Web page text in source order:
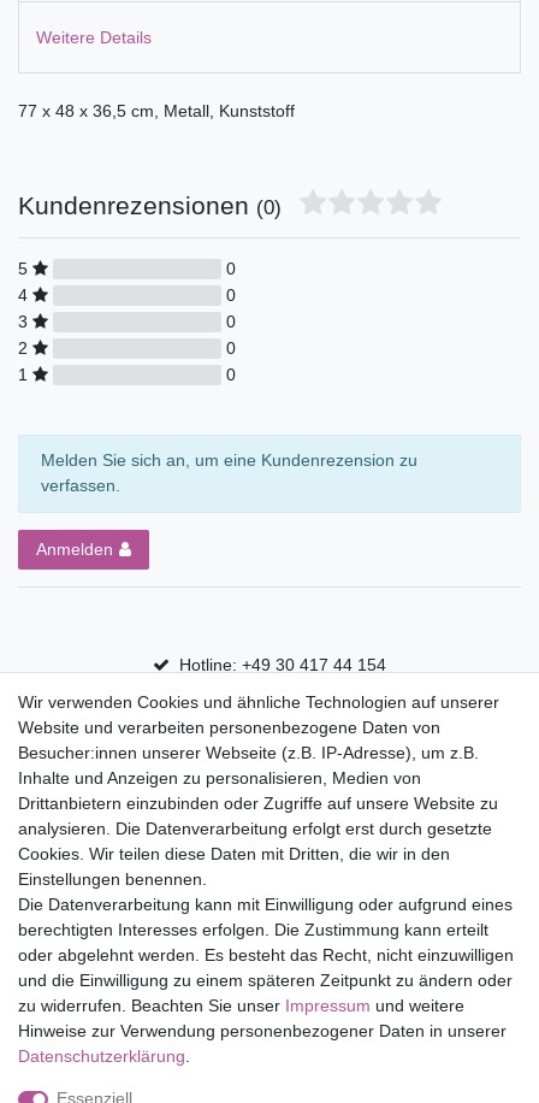
Weitere Details
77 x 48 x 36,5 cm, Metall, Kunststoff
Kundenrezensionen (0)
5
0
4
0
3
0
2
0
1
0
Melden Sie sich an, um eine Kundenrezension zu
verfassen.
Anmelden
Hotline: +49 30 417 44 154
30 Tage Rückgaberecht
Versandfrei ab 75 € in Deutschland
Top Marken
Eduplay
Folia Bringmann
Shop
Mein Konto
Service
Versandkosten
Wir verwenden Cookies und ähnliche Technologien auf unserer
Website und verarbeiten personenbezogene Daten von
Besucher:innen unserer Webseite (z.B. IP-Adresse), um z.B.
Inhalte und Anzeigen zu personalisieren, Medien von
Drittanbietern einzubinden oder Zugriffe auf unsere Website zu
analysieren. Die Datenverarbeitung erfolgt erst durch gesetzte
Cookies. Wir teilen diese Daten mit Dritten, die wir in den
Einstellungen benennen.
Die Datenverarbeitung kann mit Einwilligung oder aufgrund eines
berechtigten Interesses erfolgen. Die Zustimmung kann erteilt
oder abgelehnt werden. Es besteht das Recht, nicht einzuwilligen
und die Einwilligung zu einem späteren Zeitpunkt zu ändern oder
zu widerrufen. Beachten Sie unser Impressum und weitere
Hinweise zur Verwendung personenbezogener Daten in unserer
Daten­schutz­erklärung
Essenziell